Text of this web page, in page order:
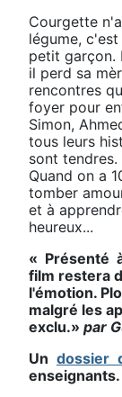
Courgette
légume,
petit garçon.
il perd sa
rencontres
foyer pour
Simon,
tous leurs
sont
Quand on a
tomber
et à
heureux...
« Présenté
film restera
l'émotion.
malgré les
exclu.» par
Un dossier
enseignants.